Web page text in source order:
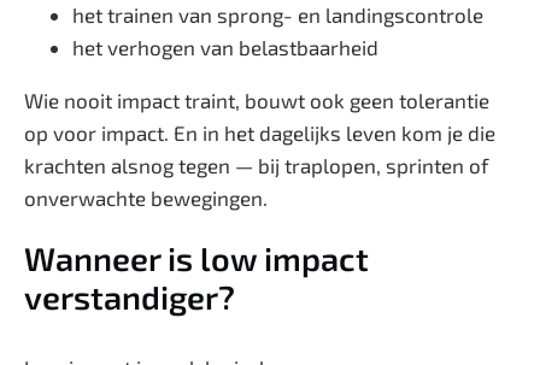
het trainen van sprong- en landingscontrole
het verhogen van belastbaarheid
Wie nooit impact traint, bouwt ook geen tolerantie
op voor impact. En in het dagelijks leven kom je die
krachten alsnog tegen — bij traplopen, sprinten of
onverwachte bewegingen.
Wanneer is low impact
verstandiger?